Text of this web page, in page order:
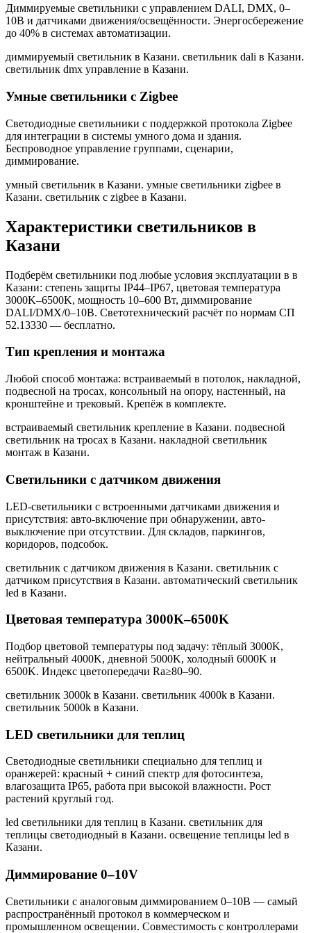
Диммируемые светильники с управлением DALI, DMX, 0–
10В и датчиками движения/освещённости. Энергосбережение
до 40% в системах автоматизации.
диммируемый светильник в Казани. светильник dali в Казани.
светильник dmx управление в Казани.
Умные светильники с Zigbee
Светодиодные светильники с поддержкой протокола Zigbee
для интеграции в системы умного дома и здания.
Беспроводное управление группами, сценарии,
диммирование.
умный светильник в Казани. умные светильники zigbee в
Казани. светильник с zigbee в Казани.
Характеристики светильников в
Казани
Подберём светильники под любые условия эксплуатации в в
Казани: степень защиты IP44–IP67, цветовая температура
3000K–6500K, мощность 10–600 Вт, диммирование
DALI/DMX/0–10В. Светотехнический расчёт по нормам СП
52.13330 — бесплатно.
Тип крепления и монтажа
Любой способ монтажа: встраиваемый в потолок, накладной,
подвесной на тросах, консольный на опору, настенный, на
кронштейне и трековый. Крепёж в комплекте.
встраиваемый светильник крепление в Казани. подвесной
светильник на тросах в Казани. накладной светильник
монтаж в Казани.
Светильники с датчиком движения
LED-светильники с встроенными датчиками движения и
присутствия: авто-включение при обнаружении, авто-
выключение при отсутствии. Для складов, паркингов,
коридоров, подсобок.
светильник с датчиком движения в Казани. светильник с
датчиком присутствия в Казани. автоматический светильник
led в Казани.
Цветовая температура 3000K–6500K
Подбор цветовой температуры под задачу: тёплый 3000K,
нейтральный 4000K, дневной 5000K, холодный 6000K и
6500K. Индекс цветопередачи Ra≥80–90.
светильник 3000k в Казани. светильник 4000k в Казани.
светильник 5000k в Казани.
LED светильники для теплиц
Светодиодные светильники специально для теплиц и
оранжерей: красный + синий спектр для фотосинтеза,
влагозащита IP65, работа при высокой влажности. Рост
растений круглый год.
led светильники для теплиц в Казани. светильник для
теплицы светодиодный в Казани. освещение теплицы led в
Казани.
Диммирование 0–10V
Светильники с аналоговым диммированием 0–10В — самый
распространённый протокол в коммерческом и
промышленном освещении. Совместимость с контроллерами